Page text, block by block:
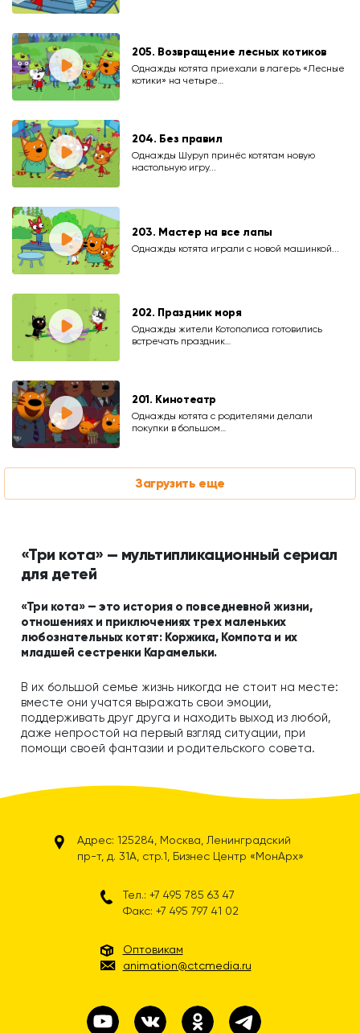
205. Возвращение лесных котиков
Однажды котята приехали в лагерь «Лесные
котики» на четыре…
204. Без правил
Однажды Шуруп принёс котятам новую
настольную игру...
203. Мастер на все лапы
Однажды котята играли с новой машинкой...
202. Праздник моря
Однажды жители Котополиса готовились
встречать праздник…
201. Кинотеатр
Однажды котята с родителями делали
покупки в большом…
Загрузить еще
«Три кота» — мультипликационный сериал
для детей
«Три кота» — это история о повседневной жизни,
отношениях и приключениях трех маленьких
любознательных котят: Коржика, Компота и их
младшей сестренки Карамельки.
В их большой семье жизнь никогда не стоит на месте:
вместе они учатся выражать свои эмоции,
поддерживать друг друга и находить выход из любой,
даже непростой на первый взгляд ситуации, при
помощи своей фантазии и родительского совета.
Адрес: 125284, Москва, Ленинградский
пр-т, д. 31А, стр.1, Бизнес Центр «МонАрх»
Тел.: +7 495 785 63 47
Факс: +7 495 797 41 02
Оптовикам
animation@ctcmedia.ru